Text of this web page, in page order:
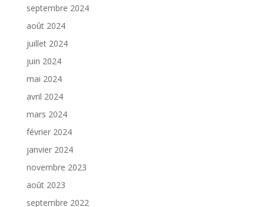
septembre 2024
août 2024
juillet 2024
juin 2024
mai 2024
avril 2024
mars 2024
février 2024
janvier 2024
novembre 2023
août 2023
septembre 2022